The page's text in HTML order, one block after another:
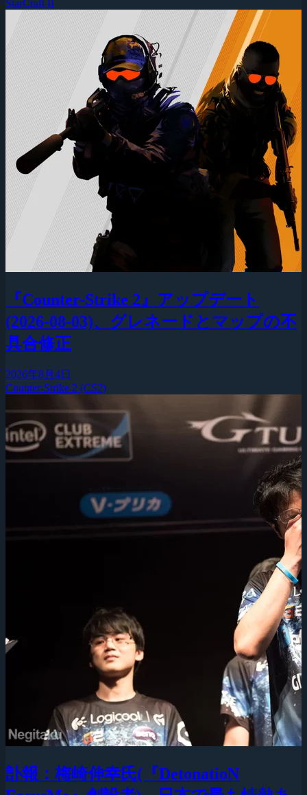
StarCraft II
『Counter-Strike 2』アップデート
(2026-08-03)、グレネードとマップの不
具合修正
2026年8月4日
Counter-Strike 2 (CS2)
訃報：梅崎伸幸氏(『DetonatioN